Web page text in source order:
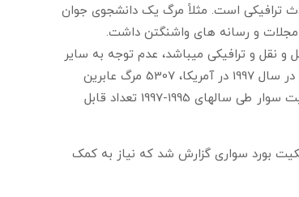
ترافیکی است. مثلاً مرگ یک دانشجوی جوان
مجلات و رسانه های واشنگتن داشت.
و نقل و ترافیکی میباشد، عدم توجه به سایر
حوادث ترافیکی جای تعجب دارد. به طوری که 35693 مرگ ناشی از تصادف اتومبیل ها در سال 1997 در آمریکا، 5307 مرگ عابرین
پیاده و 813 مرگ موتور سواران در 1997 اتفاق افتاد که در مقایسه با آنها مرگ 25 اسکیت سوار طی سالهای 1995-1997 تعداد قابل
از اسکیت سواری و اسکیت بورد سواری گزارش شد که نیاز به کمک